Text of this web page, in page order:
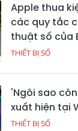
Apple thua
các quy tắc
thuật số của
THIẾT BỊ SỐ
'Ngôi sao
xuất hiện tại
THIẾT BỊ SỐ